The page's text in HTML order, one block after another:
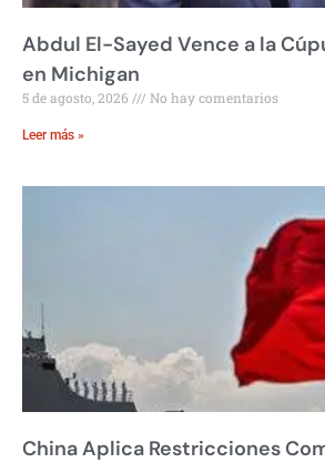
Abdul El-Sayed Vence a la
en Michigan
5 de agosto, 2026 No hay comentarios
Leer más »
China Aplica Restricciones